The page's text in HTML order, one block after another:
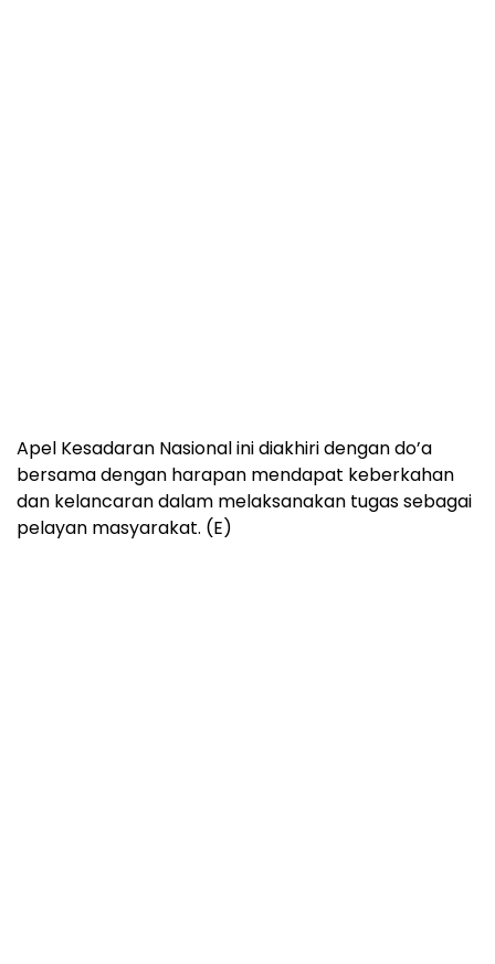
Apel Kesadaran Nasional ini diakhiri dengan do’a
bersama dengan harapan mendapat keberkahan
dan kelancaran dalam melaksanakan tugas sebagai
pelayan masyarakat. (E)